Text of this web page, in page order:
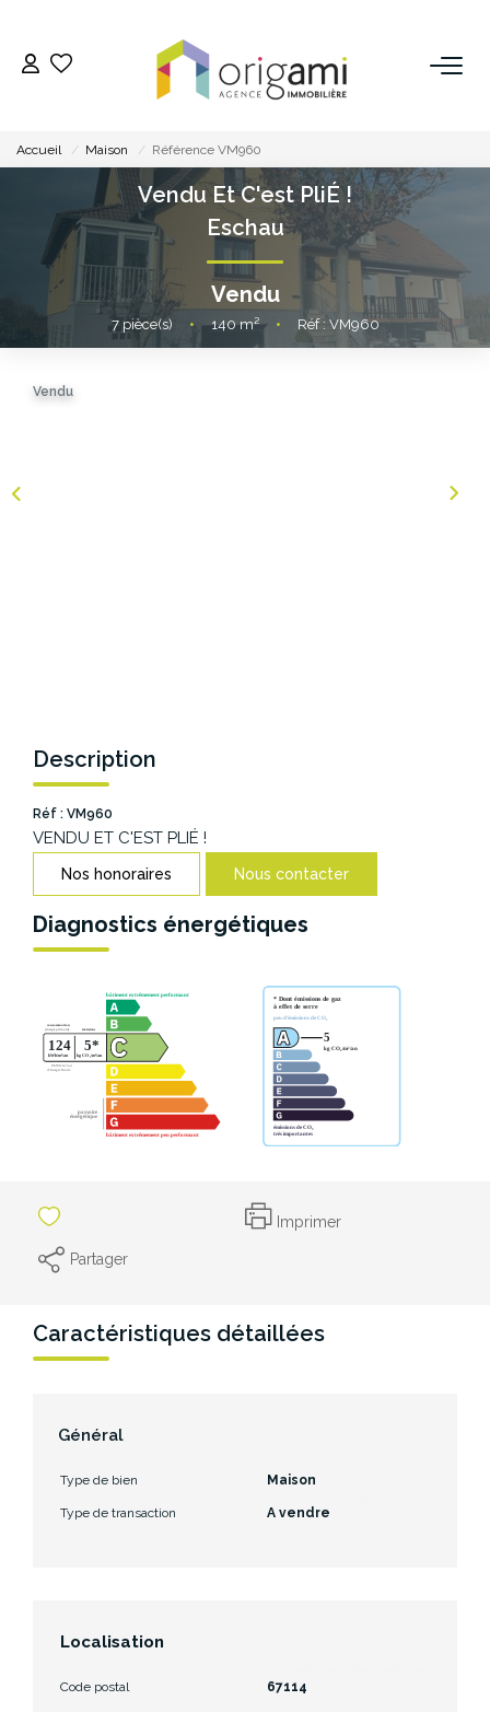
ACHETER
LOUER
VENDRE
ESPACE BAILLEURS
ESPACE VENDEUR
CONTACT
Accueil Maison Référence VM960
Vendu Et C'est PliÉ !
Eschau
Vendu
7pièce(s) • 140m² • Réf : VM960
Vendu
Description
Réf : VM960
VENDU ET C'EST PLIÉ !
Nos honoraires Nous contacter
Diagnostics énergétiques
Imprimer
Partager
Caractéristiques détaillées
Général
Type de bien Maison
Type de transaction A vendre
Localisation
Code postal 67114